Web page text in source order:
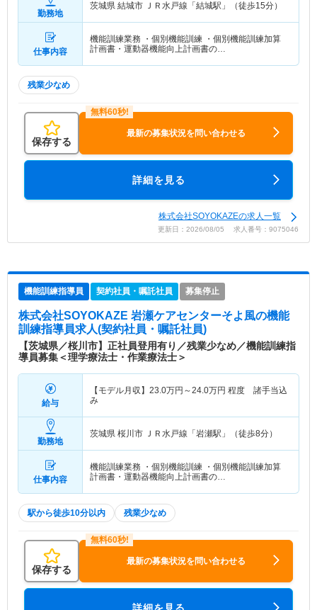
勤務地
茨城県 結城市 ＪＲ水戸線「結城駅」（徒歩15分）
仕事内容
機能訓練業務 ・個別機能訓練 ・個別機能訓練加算
計画書・運動器機能向上計画書の…
残業少なめ
保存する
最新の募集状況を問い合わせる
詳細を見る
株式会社SOYOKAZEの求人一覧
更新日：2026/08/05 求人番号：9075046
機能訓練指導員 契約社員・嘱託社員 募集停止
株式会社SOYOKAZE 岩瀬ケアセンターそよ風の機能
訓練指導員求人(契約社員・嘱託社員)
【茨城県／桜川市】正社員登用有り／残業少なめ／機能訓練指
導員募集＜理学療法士・作業療法士＞
給与
【モデル月収】 23.0万円～24.0万円 程度 諸手当込
み
勤務地
茨城県 桜川市 ＪＲ水戸線「岩瀬駅」（徒歩8分）
仕事内容
機能訓練業務 ・個別機能訓練 ・個別機能訓練加算
計画書・運動器機能向上計画書の…
駅から徒歩10分以内 残業少なめ
保存する
最新の募集状況を問い合わせる